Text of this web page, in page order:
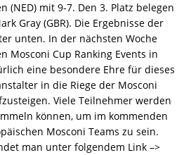
(NED) mit 9-7. Den 3. Platz belegen
Gray (GBR). Die Ergebnisse der
unten. In der nächsten Woche
Mosconi Cup Ranking Events in
eine besondere Ehre für dieses
in die Riege der Mosconi
Viele Teilnehmer werden
können, um im kommenden
Mosconi Teams zu sein.
man unter folgendem Link –>